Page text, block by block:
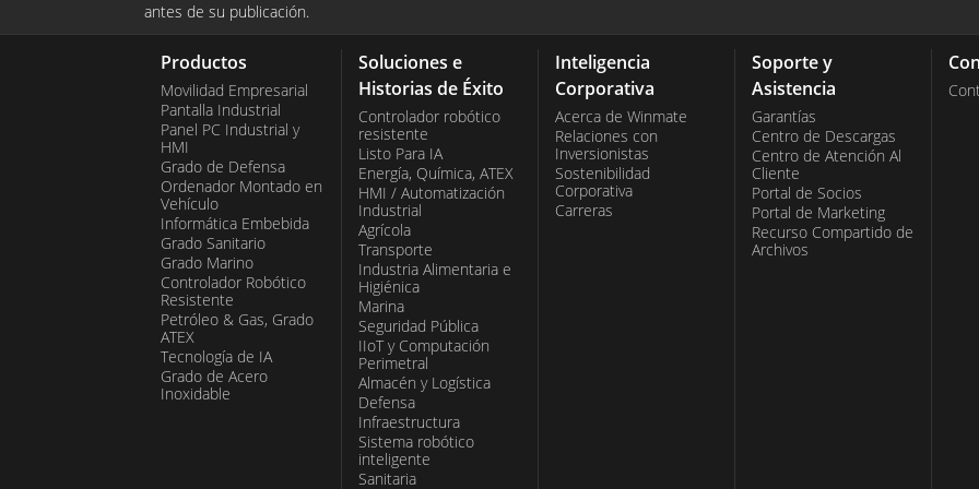
solución confiable y de alto rendimiento para
industrias como la manufactura, el transporte y
muchas otras.
que asegura su resistencia a golpes y vibraciones.
Uno de los beneficios más destacados de la serie G-
WIN VM es su versatilidad. Las pantallas pueden
montarse de diversas maneras, incluyendo opciones
VESA, RAM y soportes de pedestal, lo que permite su
instalación en una amplia variedad de vehículos.
Además, ofrecen múltiples opciones de conectividad,
como USB, RS232 y Ethernet, facilitando su
integración con sistemas existentes. Estas pantallas
están diseñadas para aplicaciones en transporte,
entornos militares e industriales. En el sector
transporte, son ideales para sistemas de gestión de
flotas, navegación y entretenimiento. En entornos
militares, son adecuadas para sistemas de mando y
control, reconocimiento y comunicación. En
aplicaciones industriales, pueden utilizarse para
antes de su publicación.
Productos
Movilidad Empresarial
Pantalla Industrial
Panel PC Industrial y
HMI
Grado de Defensa
Ordenador Montado en
Vehículo
Informática Embebida
Grado Sanitario
Grado Marino
Controlador Robótico
Resistente
Petróleo & Gas, Grado
ATEX
Tecnología de IA
Grado de Acero
Inoxidable
Soluciones e
Historias de Éxito
Controlador robótico
resistente
Listo Para IA
Energía, Química, ATEX
HMI / Automatización
Industrial
Agrícola
Transporte
Industria Alimentaria e
Higiénica
Marina
Seguridad Pública
IIoT y Computación
Perimetral
Almacén y Logística
Defensa
Infraestructura
Sistema robótico
inteligente
Sanitaria
Inteligencia
Corporativa
Acerca de Winmate
Relaciones con
Inversionistas
Sostenibilidad
Corporativa
Carreras
Soporte y
Asistencia
Garantías
Centro de Descargas
Centro de Atención Al
Cliente
Portal de Socios
Portal de Marketing
Recurso Compartido de
Archivos